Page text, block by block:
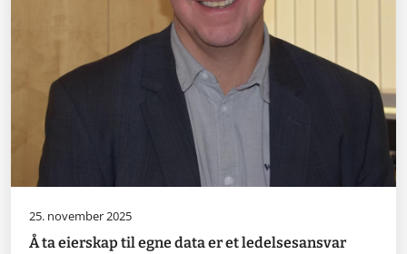
25. november 2025
Å ta eierskap til egne data er et ledelsesansvar